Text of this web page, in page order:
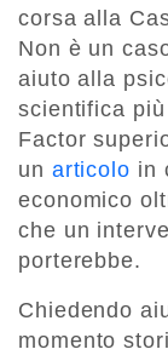
corsa alla
Non è un
aiuto alla
scientifica
Factor
un articolo in
economico
che un
porterebbe.
Chiedendo
momento